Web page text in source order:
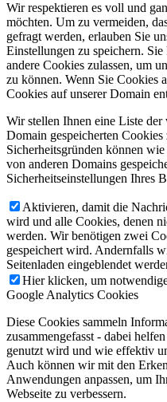
Wir respektieren es voll und
möchten. Um zu vermeiden,
gefragt werden, erlauben Sie
Einstellungen zu speichern.
andere Cookies zulassen, um
zu können. Wenn Sie Cookies
Cookies auf unserer Domain
Wir stellen Ihnen eine Liste
Domain gespeicherten
Sicherheitsgründen können
von anderen Domains
Sicherheitseinstellungen Ihres
Aktivieren, damit die
wird und alle Cookies, denen
werden. Wir benötigen zwei
gespeichert wird. Andernfalls
Seitenladen eingeblendet
Hier klicken, um
Google Analytics Cookies
Diese Cookies sammeln
zusammengefasst - dabei
genutzt wird und wie effektiv
Auch können wir mit den
Anwendungen anpassen, um
Webseite zu verbessern.